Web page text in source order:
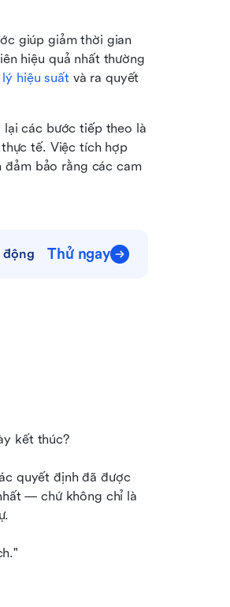
giúp giảm thời gian
hiệu quả nhất thường
hiệu suất và ra quyết
các bước tiếp theo là
tế. Việc tích hợp
bảo rằng các cam
động Thử ngay
kết thúc?
quyết định đã được
— chứ không chỉ là